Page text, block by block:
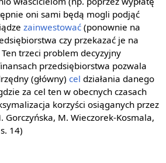
oni sami będą mogli podjąć
zainwestować (ponownie na
czy przekazać je na
trzeci problem decyzyjny
przedsiębiorstwa pozwala
(główny)cel działania danego
za cel ten w obecnych czasach
korzyści osiąganych przez
Gorczyńska, M. Wieczorek-Kosmala,
14)